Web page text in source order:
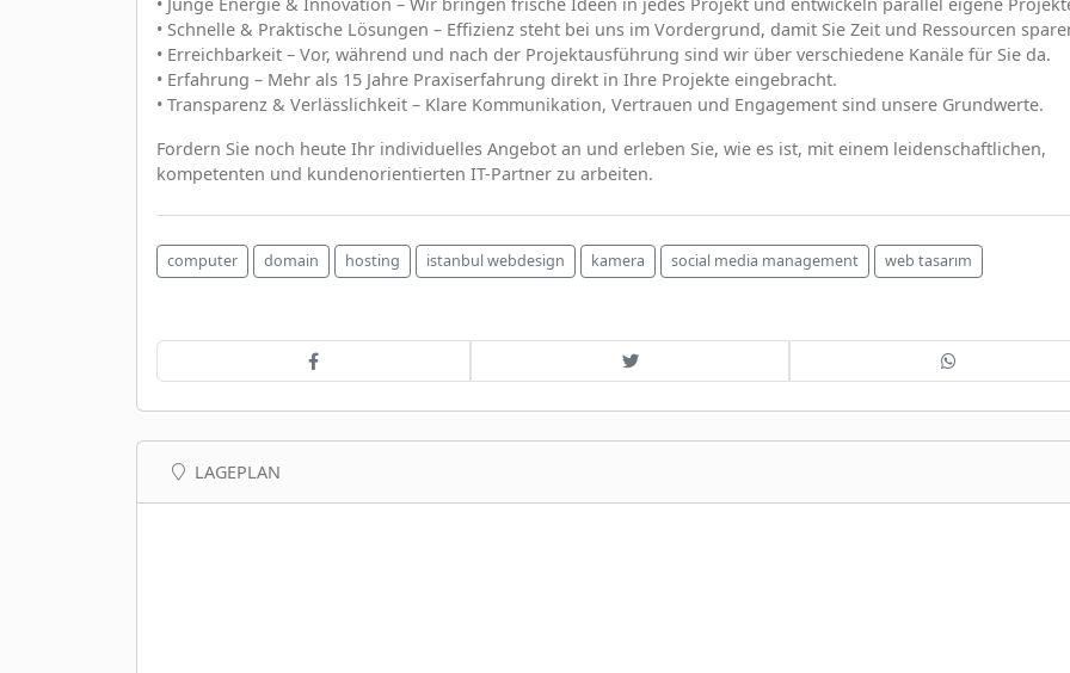
• Schnelle & Praktische Lösungen – Effizienz steht bei uns im Vordergrund, damit Sie Zeit und Ressourcen
• Erreichbarkeit – Vor, während und nach der Projektausführung sind wir über verschiedene Kanäle für Sie da.
• Erfahrung – Mehr als 15 Jahre Praxiserfahrung direkt in Ihre Projekte eingebracht.
• Transparenz & Verlässlichkeit – Klare Kommunikation, Vertrauen und Engagement sind unsere Grundwerte.
Fordern Sie noch heute Ihr individuelles Angebot an und erleben Sie, wie es ist, mit einem leidenschaftlichen,
kompetenten und kundenorientierten IT-Partner zu arbeiten.
computer domain hosting istanbul webdesign kamera social media management web tasarım
LAGEPLAN